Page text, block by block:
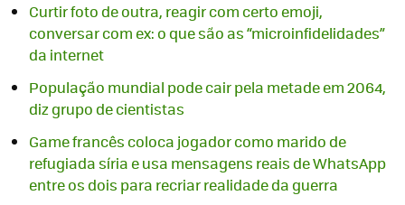
Curtir foto de outra, reagir com certo emoji,
conversar com ex: o que são as “microinfidelidades”
da internet
População mundial pode cair pela metade em 2064,
diz grupo de cientistas
Game francês coloca jogador como marido de
refugiada síria e usa mensagens reais de WhatsApp
entre os dois para recriar realidade da guerra